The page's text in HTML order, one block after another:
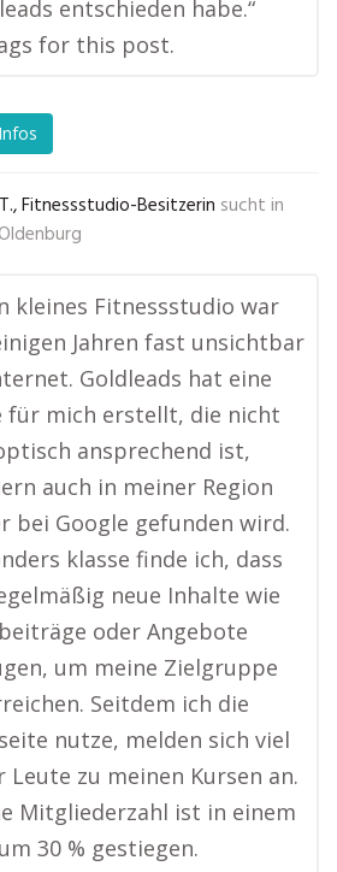
entschieden habe.“
for this post.
Fitnessstudio-Besitzerin sucht in
kleines Fitnessstudio war
Jahren fast unsichtbar
Goldleads hat eine
für mich erstellt, die nicht
ansprechend ist,
auch in meiner Region
bei Google gefunden wird.
klasse finde ich, dass
neue Inhalte wie
oder Angebote
um meine Zielgruppe
Seitdem ich die
nutze, melden sich viel
Leute zu meinen Kursen an.
Mitgliederzahl ist in einem
30 % gestiegen.